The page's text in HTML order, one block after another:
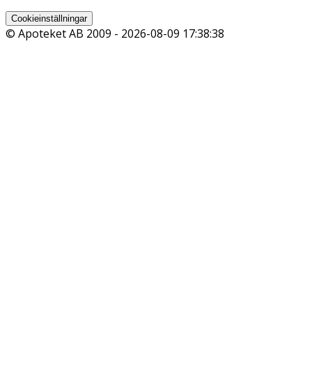
Cookieinställningar
© Apoteket AB 2009 - 2026-08-09 17:38:38